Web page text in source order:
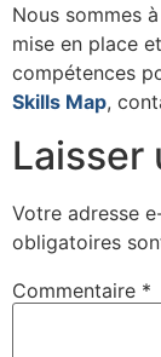
Nous sommes
mise en place
compétences
Skills Map,
Laisser
Votre adresse
obligatoires
Commentaire *